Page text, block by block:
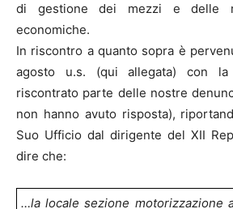
di gestione dei mezzi e delle
economiche.
In riscontro a quanto sopra è
agosto u.s. (qui allegata) con
riscontrato parte delle nostre
non hanno avuto risposta),
Suo Ufficio dal dirigente del XII
dire che:
…la locale sezione motorizzazione